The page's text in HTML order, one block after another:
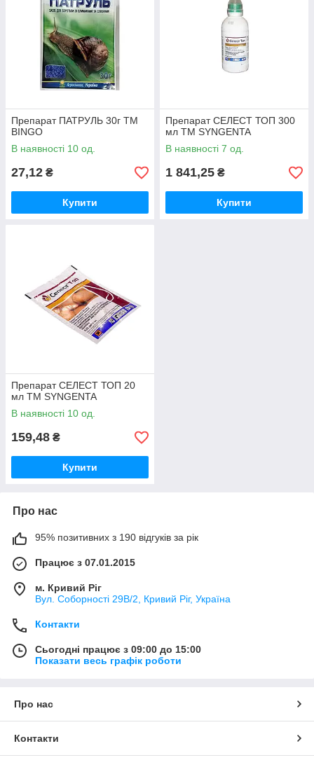
Препарат ПАТРУЛЬ 30г ТМ
BINGO
В наявності 10 од.
27,12 ₴
Купити
Препарат СЕЛЕСТ ТОП 300
мл ТМ SYNGENTA
В наявності 7 од.
1 841,25 ₴
Купити
Препарат СЕЛЕСТ ТОП 20
мл ТМ SYNGENTA
В наявності 10 од.
159,48 ₴
Купити
Про нас
95% позитивних з 190 відгуків за рік
Працює з 07.01.2015
м. Кривий Ріг
Вул. Соборності 29В/2, Кривий Ріг, Україна
Контакти
Сьогодні працює з 09:00 до 15:00
Показати весь графік роботи
Про нас
Контакти